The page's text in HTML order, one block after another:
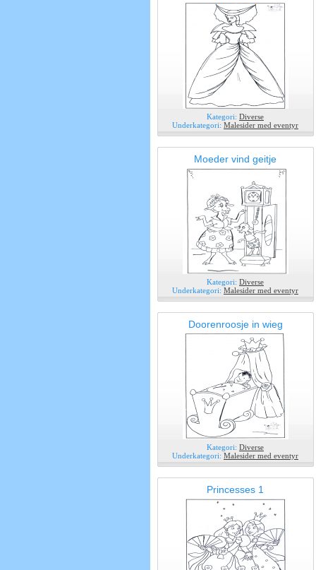
Kategori: Diverse
Underkategori: Malesider med eventyr
Moeder vind geitje
Kategori: Diverse
Underkategori: Malesider med eventyr
Doorenroosje in wieg
Kategori: Diverse
Underkategori: Malesider med eventyr
Princesses 1